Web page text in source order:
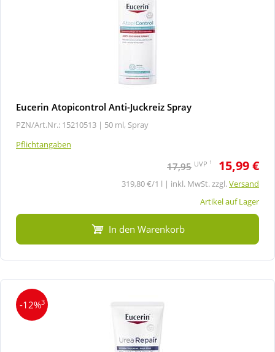
Eucerin Atopicontrol Anti-Juckreiz Spray
PZN/Art.Nr.: 15210513 | 50 ml, Spray
Pflichtangaben
17,95 UVP 1 15,99 €
319,80 €/1 l | inkl. MwSt. zzgl.Versand
Artikel auf Lager
In den Warenkorb
-12%3